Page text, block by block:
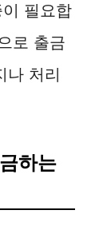
필요합
로 출금
나 처리
하는